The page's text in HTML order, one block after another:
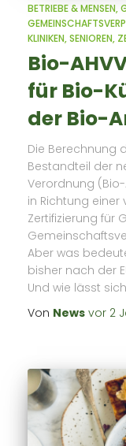
BETRIEBE & MENSEN
KLINIKEN SENIOREN
Bio-
für Bio-
der Bio-
Die Berechnung
Bestandteil der
Verordnung
in Richtung
Zertifizierung für
Aber was
bisher nach der
Und wie lässt
Von News vor 2